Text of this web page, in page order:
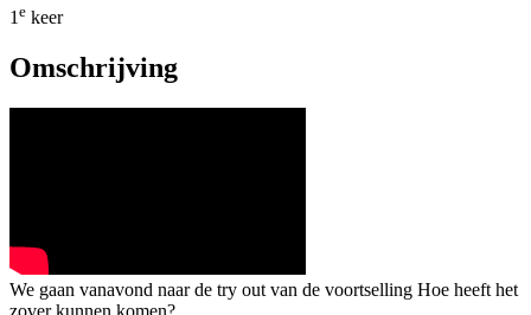
1 e keer
Omschrijving
We gaan vanavond naar de try out van de voortselling Hoe heeft het
zover kunnen komen?